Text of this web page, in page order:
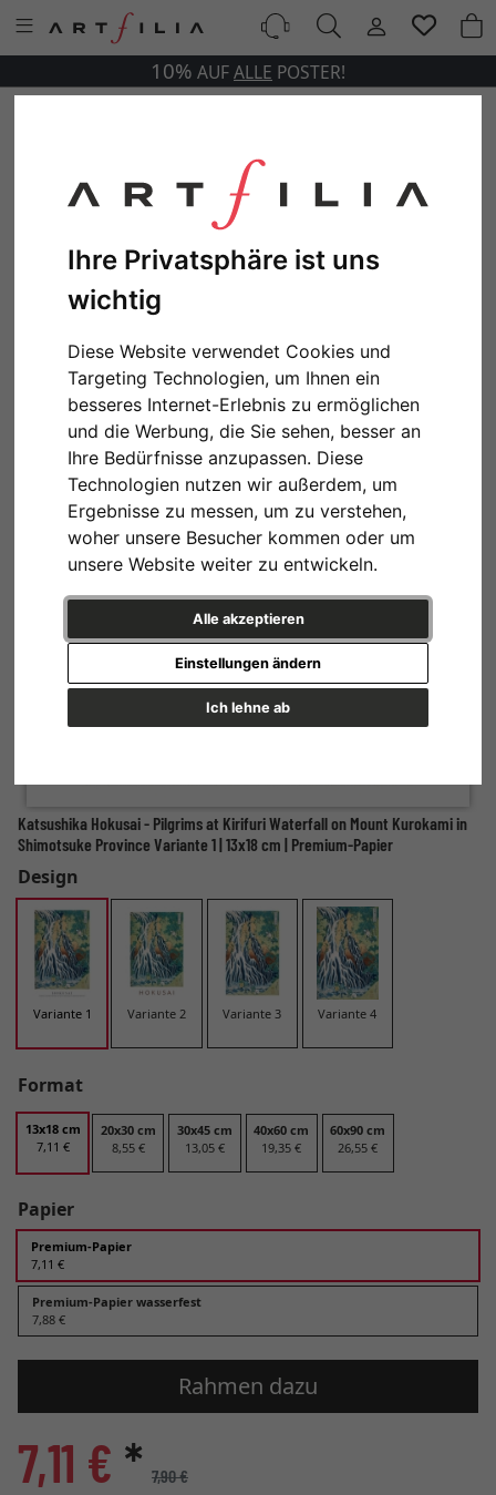
Ihre Privatsphäre ist uns
wichtig
Diese Website verwendet Cookies und
Targeting Technologien, um Ihnen ein
besseres Internet-Erlebnis zu ermöglichen
und die Werbung, die Sie sehen, besser an
Ihre Bedürfnisse anzupassen. Diese
Technologien nutzen wir außerdem, um
Ergebnisse zu messen, um zu verstehen,
woher unsere Besucher kommen oder um
unsere Website weiter zu entwickeln.
Alle akzeptieren
Ich lehne ab
Einstellungen ändern
10% AUFALLE POSTER!
Katsushika Hokusai - Pilgrims at Kirifuri Waterfall on Mount Kurokami in
Shimotsuke Province Variante 1 | 13x18 cm | Premium-Papier
Design
Variante 1 Variante 2 Variante 3 Variante 4
Format
13x18 cm
7,11 €
20x30 cm
8,55 €
30x45 cm
13,05 €
40x60 cm
19,35 €
60x90 cm
26,55 €
Papier
Premium-Papier
7,11 €
Premium-Papier wasserfest
7,88 €
Rahmen dazu
7,11 € * 7,90 €